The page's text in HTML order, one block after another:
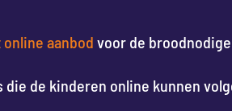
online aanbod voor de
die de kinderen online kunnen